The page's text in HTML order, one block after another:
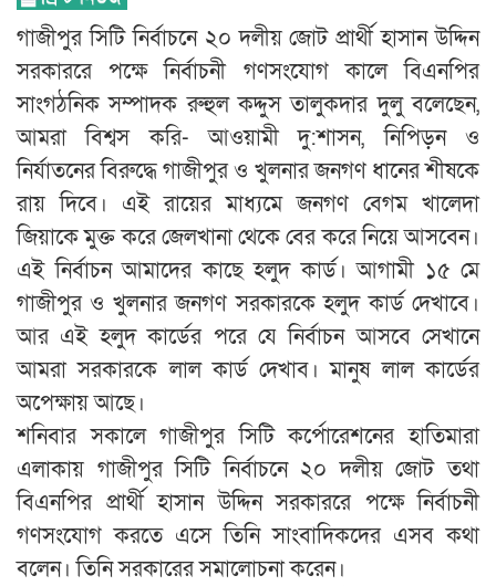
গাজীপুর সিটি নির্বাচনে ২০ দলীয় জোট প্রার্থী হাসান উদ্দিন
সরকাররে পক্ষে নির্বাচনী গণসংযোগ কালে বিএনপির
সাংগঠনিক সম্পাদক রুহুল কদ্দুস তালুকদার দুলু বলেছেন,
আমরা বিশ্বস করি- আওয়ামী দু:শাসন, নিপিড়ন ও
নির্যাতনের বিরুদ্ধে গাজীপুর ও খুলনার জনগণ ধানের শীষকে
রায় দিবে। এই রায়ের মাধ্যমে জনগণ বেগম খালেদা
জিয়াকে মুক্ত করে জেলখানা থেকে বের করে নিয়ে আসবেন।
এই নির্বাচন আমাদের কাছে হলুদ কার্ড। আগামী ১৫ মে
গাজীপুর ও খুলনার জনগণ সরকারকে হলুদ কার্ড দেখাবে।
আর এই হলুদ কার্ডের পরে যে নির্বাচন আসবে সেখানে
আমরা সরকারকে লাল কার্ড দেখাব। মানুষ লাল কার্ডের
অপেক্ষায় আছে।
শনিবার সকালে গাজীপুর সিটি কর্পোরেশনের হাতিমারা
এলাকায় গাজীপুর সিটি নির্বাচনে ২০ দলীয় জোট তথা
বিএনপির প্রার্থী হাসান উদ্দিন সরকাররে পক্ষে নির্বাচনী
গণসংযোগ করতে এসে তিনি সাংবাদিকদের এসব কথা
বলেন। তিনি সরকারের সমালোচনা করেন।